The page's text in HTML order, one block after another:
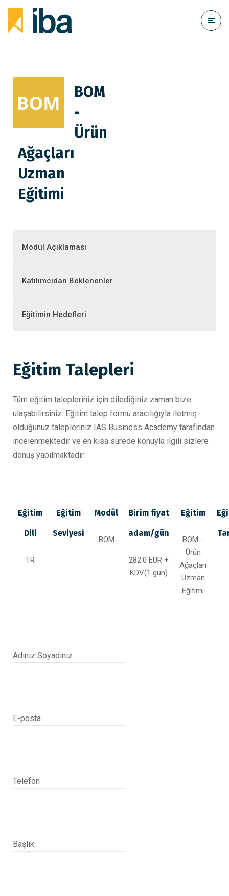
BOM
-
Ürün
Ağaçları
Uzman
Eğitimi
Modül Açıklaması
Katılımcıdan Beklenenler
Eğitimin Hedefleri
Eğitim Talepleri
Tüm eğitim talepleriniz için dilediğiniz zaman bize
ulaşabilirsiniz. Eğitim talep formu aracılığıyla iletmiş
olduğunuz talepleriniz IAS Business Academy tarafından
incelenmektedir ve en kısa sürede konuyla ilgili sizlere
dönüş yapılmaktadır.
Eğitim
Dili
TR
Eğitim
Seviyesi
Modül
BOM
Birim fiyat
adam/gün
282.0 EUR +
KDV(1 gün)
Eğitim
BOM -
Ürün
Ağaçları
Uzman
Eğitimi
Adınız Soyadınız
E-posta
Telefon
Başlık